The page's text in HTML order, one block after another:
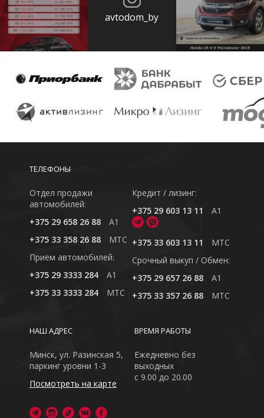
avtodom_by
ТЕЛЕФОНЫ
Отдел продажи
автомобилей:
+375 29 658 26 88
A1
+375 33 358 26 88
MTC
Приём автомобилей:
+375 29 3333 284
A1
+375 33 3333 284
MTC
Кредит / лизинг:
+375 29 603 13 11
A1
+375 33 603 13 11
MTC
Cрочный выкуп / Обмен:
+375 29 657 26 88
A1
+375 33 357 26 88
MTC
ВРЕМЯ РАБОТЫ
Ежедневно без
выходных
с 9.00 до 20.00
НАШ АДРЕС
Минск, ул. Разинская 5,
паркинг уровни 1-3
Посмотреть на карте